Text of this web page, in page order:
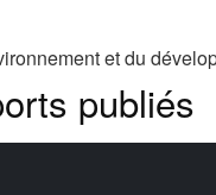
et du
publiés